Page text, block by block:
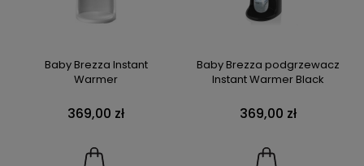
Baby Brezza Instant
Warmer
369,00 zł
Baby Brezza podgrzewacz
Instant Warmer Black
369,00 zł